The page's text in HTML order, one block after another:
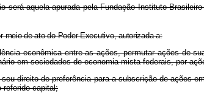
será aquela apurada pela Fundação Instituto
de ato do Poder Executivo, autorizada a:
econômica entre as ações, permutar ações de
em sociedades de economia mista federais, por
direito de preferência para a subscrição de ações
referido capital;